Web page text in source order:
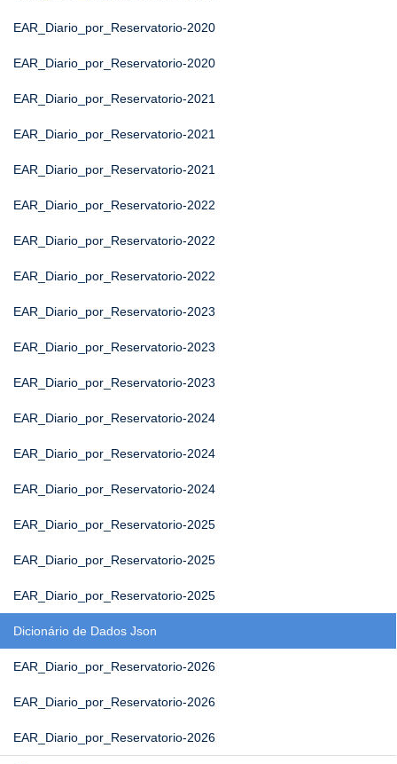
EAR_Diario_por_Reservatorio-2020
EAR_Diario_por_Reservatorio-2020
EAR_Diario_por_Reservatorio-2021
EAR_Diario_por_Reservatorio-2021
EAR_Diario_por_Reservatorio-2021
EAR_Diario_por_Reservatorio-2022
EAR_Diario_por_Reservatorio-2022
EAR_Diario_por_Reservatorio-2022
EAR_Diario_por_Reservatorio-2023
EAR_Diario_por_Reservatorio-2023
EAR_Diario_por_Reservatorio-2023
EAR_Diario_por_Reservatorio-2024
EAR_Diario_por_Reservatorio-2024
EAR_Diario_por_Reservatorio-2024
EAR_Diario_por_Reservatorio-2025
EAR_Diario_por_Reservatorio-2025
EAR_Diario_por_Reservatorio-2025
Dicionário de Dados Json
EAR_Diario_por_Reservatorio-2026
EAR_Diario_por_Reservatorio-2026
EAR_Diario_por_Reservatorio-2026